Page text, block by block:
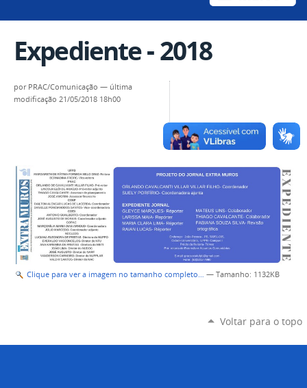
Expediente - 2018
por PRAC/Comunicação — última
modificação 21/05/2018 18h00
Clique para ver a imagem no tamanho completo… — Tamanho: 1132KB
Voltar para o topo